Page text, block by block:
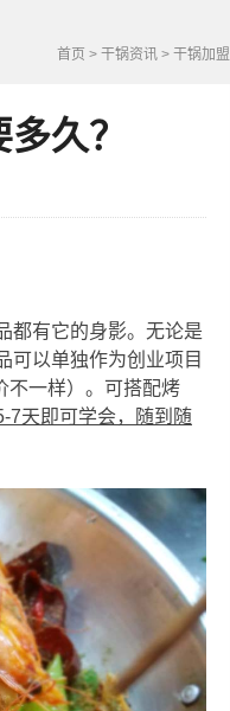
首页 > 干锅资讯 > 干锅加盟
久？
都有它的身影。无论是
可以单独作为创业项目
不一样）。可搭配烤
7天即可学会，随到随